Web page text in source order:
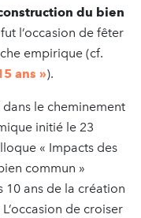
du bien
l’occasion de fêter
empirique (cf.
ans »).
dans le cheminement
initié le 23
« Impacts des
commun »
10 ans de la création
de croiser